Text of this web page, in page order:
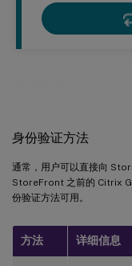
身份验证方法
通常，用户可以直接向
StoreFront 之前的 Citrix
份验证方法可用。
方法 详细信息